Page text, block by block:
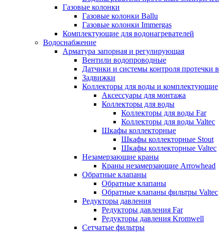
Газовые колонки
Газовые колонки Ballu
Газовые колонки Immergas
Комплектующие для водонагревателей
Водоснабжение
Арматура запорная и регулирующая
Вентили водопроводные
Датчики и системы контроля протечки
Задвижки
Коллекторы для воды и комплектующие
Аксессуары для монтажа
Коллекторы для воды
Коллекторы для воды Far
Коллекторы для воды Valtec
Шкафы коллекторные
Шкафы коллекторные Stout
Шкафы коллекторные Valtec
Незамерзающие краны
Краны незамерзающие Arrowhead
Обратные клапаны
Обратные клапаны
Обратные клапаны фильтры Valtec
Редукторы давления
Редукторы давления Far
Редукторы давления Kromwell
Сетчатые фильтры